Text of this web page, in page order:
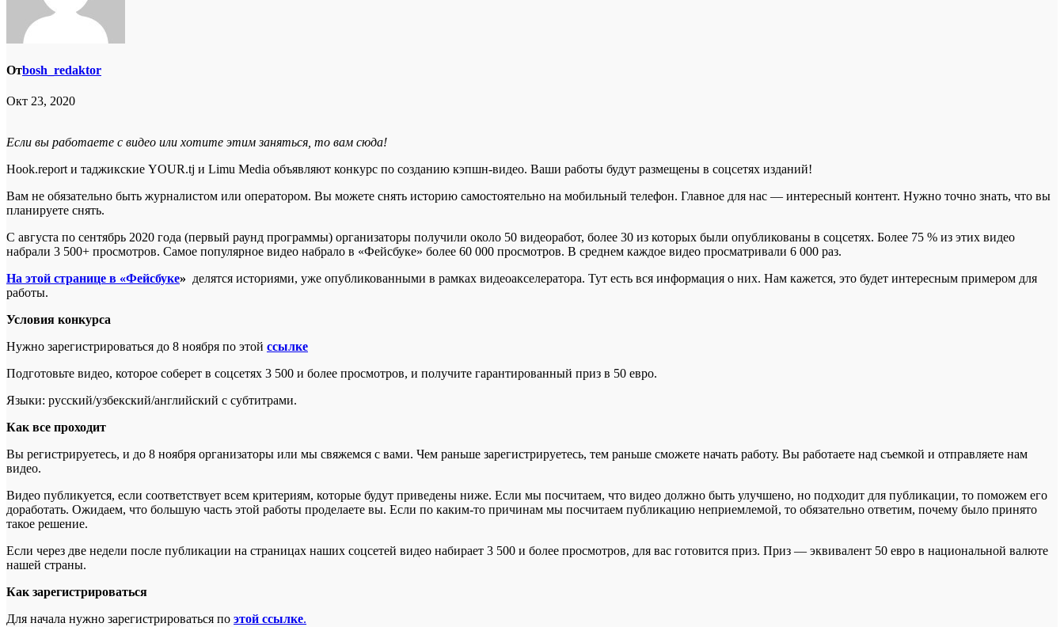
Отbosh_redaktor
Окт 23, 2020
Если вы работаете с видео или хотите этим заняться, то вам сюда!
Hook.report и таджикские YOUR.tj и Limu Media объявляют конкурс по созданию кэпшн-видео. Ваши работы будут размещены в соцсетях изданий!
Вам не обязательно быть журналистом или оператором. Вы можете снять историю самостоятельно на мобильный телефон. Главное для нас — интересный контент. Нужно точно знать, что вы
планируете снять.
С августа по сентябрь 2020 года (первый раунд программы) организаторы получили около 50 видеоработ, более 30 из которых были опубликованы в соцсетях. Более 75 % из этих видео
набрали 3 500+ просмотров. Самое популярное видео набрало в «Фейсбуке» более 60 000 просмотров. В среднем каждое видео просматривали 6 000 раз.
На этой странице в «Фейсбуке» делятся историями, уже опубликованными в рамках видеоакселератора. Тут есть вся информация о них. Нам кажется, это будет интересным примером для
работы.
Условия конкурса
Нужно зарегистрироваться до 8 ноября по этой ссылке
Подготовьте видео, которое соберет в соцсетях 3 500 и более просмотров, и получите гарантированный приз в 50 евро.
Языки: русский/узбекский/английский с субтитрами.
Как все проходит
Вы регистрируетесь, и до 8 ноября организаторы или мы свяжемся с вами. Чем раньше зарегистрируетесь, тем раньше сможете начать работу. Вы работаете над съемкой и отправляете нам
видео.
Видео публикуется, если соответствует всем критериям, которые будут приведены ниже. Если мы посчитаем, что видео должно быть улучшено, но подходит для публикации, то поможем его
доработать. Ожидаем, что большую часть этой работы проделаете вы. Если по каким-то причинам мы посчитаем публикацию неприемлемой, то обязательно ответим, почему было принято
такое решение.
Если через две недели после публикации на страницах наших соцсетей видео набирает 3 500 и более просмотров, для вас готовится приз. Приз — эквивалент 50 евро в национальной валюте
нашей страны.
Как зарегистрироваться
Для начала нужно зарегистрироваться по этой ссылке.